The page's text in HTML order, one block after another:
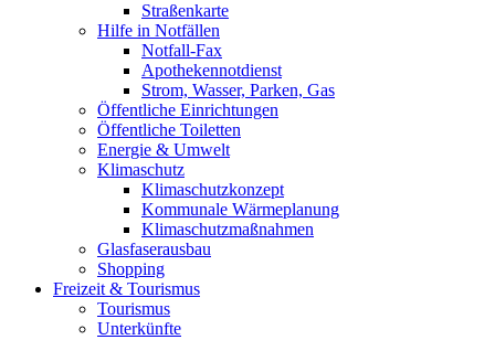
Straßenkarte
Hilfe in Notfällen
Notfall-Fax
Apothekennotdienst
Strom, Wasser, Parken, Gas
Öffentliche Einrichtungen
Öffentliche Toiletten
Energie & Umwelt
Klimaschutz
Klimaschutzkonzept
Kommunale Wärmeplanung
Klimaschutzmaßnahmen
Glasfaserausbau
Shopping
Freizeit & Tourismus
Tourismus
Unterkünfte